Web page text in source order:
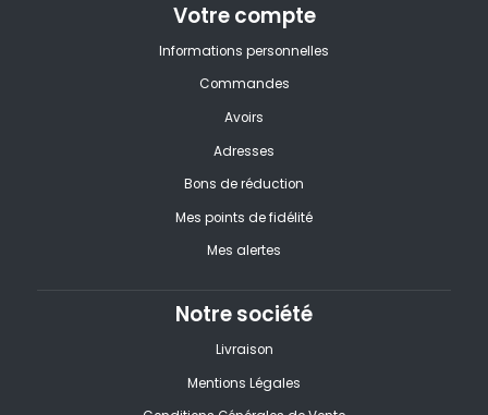
Votre compte
Informations personnelles
Commandes
Avoirs
Adresses
Bons de réduction
Mes points de fidélité
Mes alertes
Notre société
Livraison
Mentions Légales